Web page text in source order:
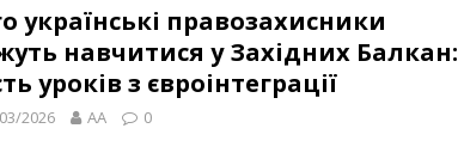
українські правозахисники
навчитися у Західних Балкан:
уроків з євроінтеграції
2026 AA 0